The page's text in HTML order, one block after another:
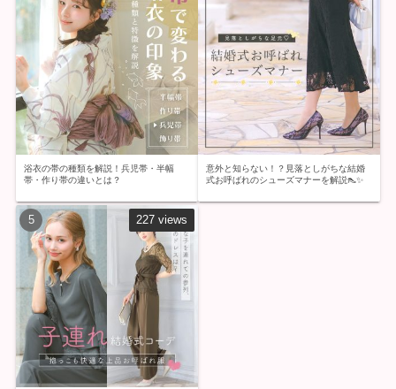
浴衣の帯の種類を解説！兵児帯・半幅
帯・作り帯の違いとは？
意外と知らない！？見落としがちな結婚
式お呼ばれのシューズマナーを解説👠✨
227 views